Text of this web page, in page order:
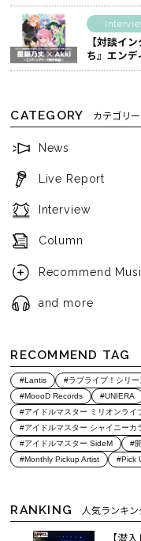
【対談イ
ち』エン
CATEGORY カテゴリー
News
Live Report
Interview
Column
Recommend
and more
RECOMMEND TAG
#Lantis #ラブライブ！シリー
#MoooD Records
#UNIERA
#アイドルマスター ミリオンライ
#アイドルマスター シャイニーカ
#アイドルマスター SideM
#
#Monthly Pickup Artist
#Pick
RANKING 人気ランキン
【潜